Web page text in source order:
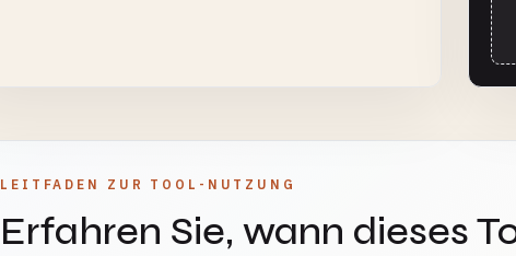
LEITFADEN ZUR TOOL-NUTZUNG
Erfahren Sie, wann dieses